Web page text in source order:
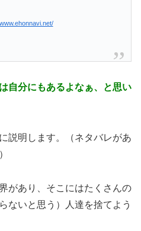
自分にもあるよなぁ、と思い
説明します。（ネタバレがあ
があり、そこにはたくさんの
ないと思う）人達を捨てよう